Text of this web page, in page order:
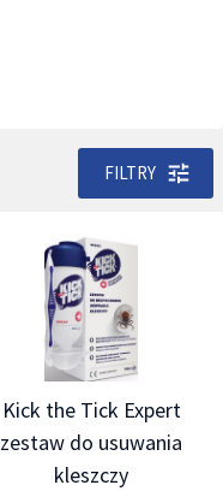
FILTRY
Kick the Tick Expert
zestaw do usuwania
kleszczy